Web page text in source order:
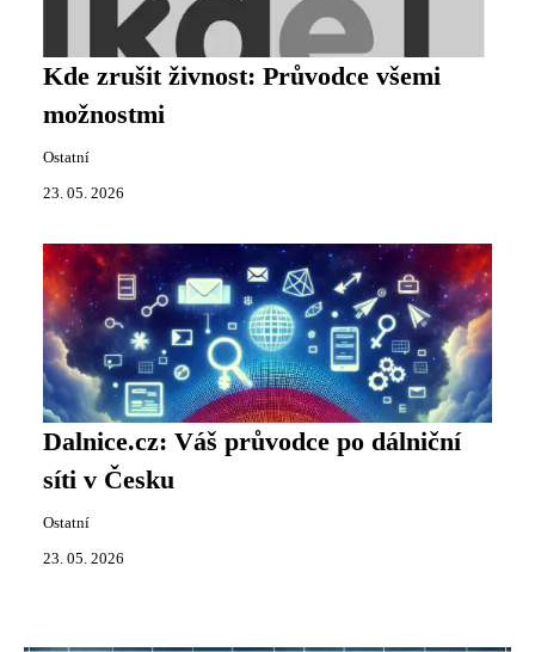
Kde zrušit živnost: Průvodce všemi
možnostmi
Ostatní
23. 05. 2026
Dalnice.cz: Váš průvodce po dálniční
síti v Česku
Ostatní
23. 05. 2026